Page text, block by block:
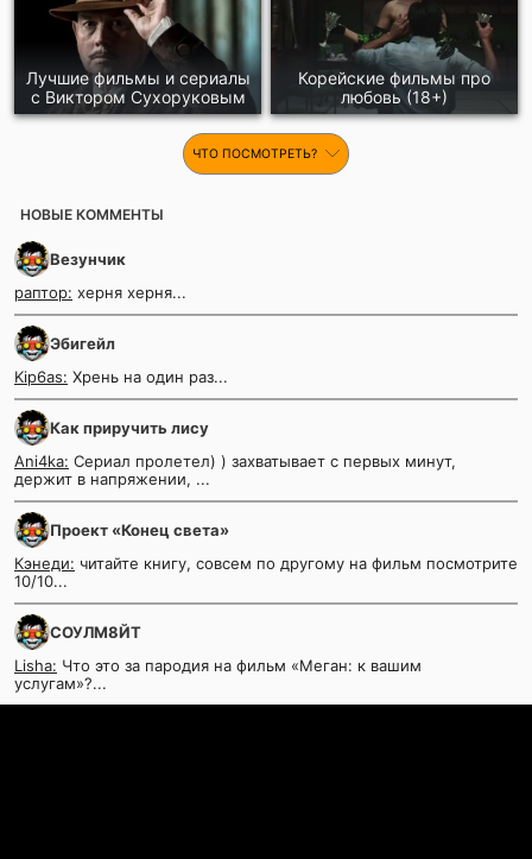
Лучшие фильмы и сериалы
с Виктором Сухоруковым
Корейские фильмы про
любовь (18+)
ЧТО ПОСМОТРЕТЬ?
НОВЫЕ КОММЕНТЫ
Везунчик
раптор: херня херня...
Эбигейл
Kip6as: Хрень на один раз...
Как приручить лису
Ani4ka: Сериал пролетел) ) захватывает с первых минут,
держит в напряжении, ...
Проект «Конец света»
Кэнеди: читайте книгу, совсем по другому на фильм посмотрите
10/10...
СОУЛМ8ЙТ
Lisha: Что это за пародия на фильм «Меган: к вашим
услугам»?...